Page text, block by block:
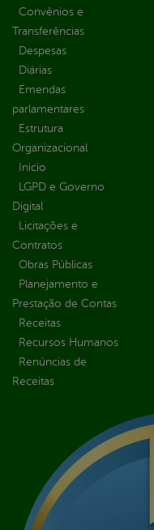
Convênios e
Transferências
Despesas
Diárias
Emendas
parlamentares
Estrutura
Organizacional
Inicio
LGPD e Governo
Digital
Licitações e
Contratos
Obras Públicas
Planejamento e
Prestação de Contas
Receitas
Recursos Humanos
Renúncias de
Receitas